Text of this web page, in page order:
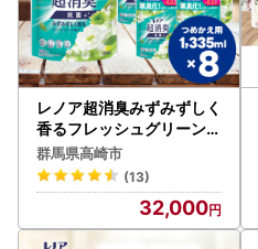
レノア超消臭みずみずしく
香るフレッシュグリーンの
香りつめかえ用超特大サイ
ズ 1335mL×8個
群馬県高崎市
(13)
32,000